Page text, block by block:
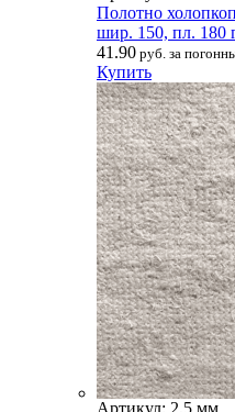
Полотно
шир. 150, пл. 180
41.90 руб. за
Купить